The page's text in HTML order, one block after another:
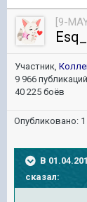
[9-
Участник,
9 966 публикаций
40 225 боёв
Опубликовано:
В
сказал: